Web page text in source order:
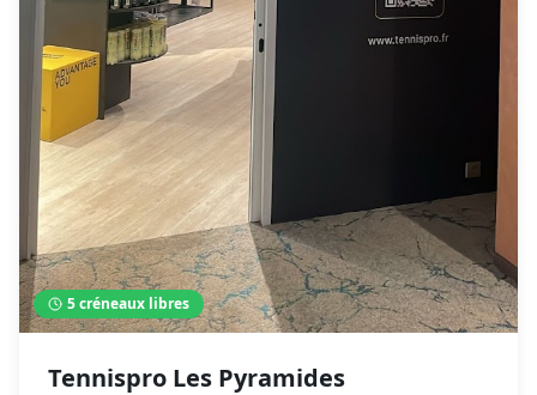
5créneaux libres
Tennispro Les Pyramides